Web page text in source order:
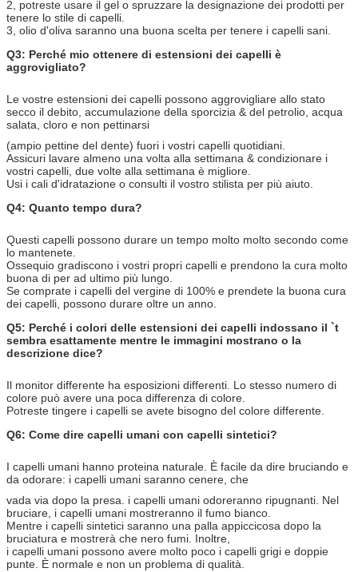
2, potreste usare il gel o spruzzare la designazione dei prodotti per
tenere lo stile di capelli.
3, olio d'oliva saranno una buona scelta per tenere i capelli sani.
Q3: Perché mio ottenere di estensioni dei capelli è
aggrovigliato?
Le vostre estensioni dei capelli possono aggrovigliare allo stato
secco il debito, accumulazione della sporcizia & del petrolio, acqua
salata, cloro e non pettinarsi
(ampio pettine del dente) fuori i vostri capelli quotidiani.
Assicuri lavare almeno una volta alla settimana & condizionare i
vostri capelli, due volte alla settimana è migliore.
Usi i cali d'idratazione o consulti il vostro stilista per più aiuto.
Q4: Quanto tempo dura?
Questi capelli possono durare un tempo molto molto secondo come
lo mantenete.
Ossequio gradiscono i vostri propri capelli e prendono la cura molto
buona di per ad ultimo più lungo.
Se comprate i capelli del vergine di 100% e prendete la buona cura
dei capelli, possono durare oltre un anno.
Q5: Perché i colori delle estensioni dei capelli indossano il `t
sembra esattamente mentre le immagini mostrano o la
descrizione dice?
Il monitor differente ha esposizioni differenti. Lo stesso numero di
colore può avere una poca differenza di colore.
Potreste tingere i capelli se avete bisogno del colore differente.
Q6: Come dire capelli umani con capelli sintetici?
I capelli umani hanno proteina naturale. È facile da dire bruciando e
da odorare: i capelli umani saranno cenere, che
vada via dopo la presa. i capelli umani odoreranno ripugnanti. Nel
bruciare, i capelli umani mostreranno il fumo bianco.
Mentre i capelli sintetici saranno una palla appiccicosa dopo la
bruciatura e mostrerà che nero fumi. Inoltre,
i capelli umani possono avere molto poco i capelli grigi e doppie
punte. È normale e non un problema di qualità.